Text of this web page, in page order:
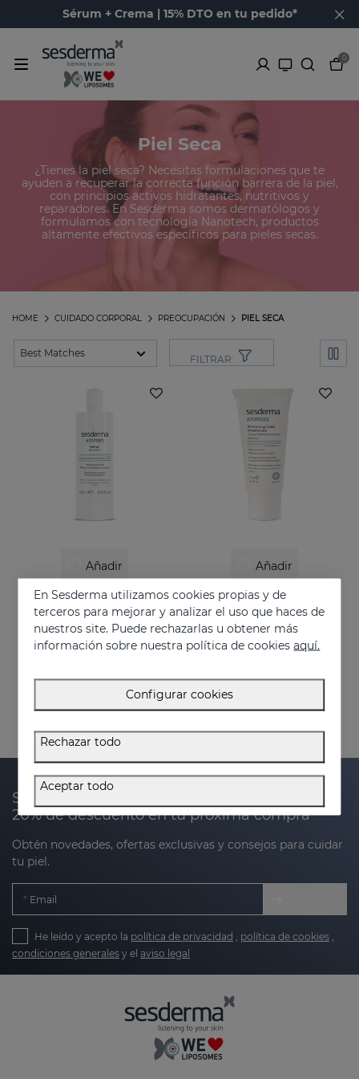
Sérum + Crema | 15% DTO en tu pedido*
0
Piel Seca
¿Tienes la piel seca? Necesitas formulaciones que te
ayuden a recuperar la correcta función barrera de la piel,
con principios activos hidratantes, nutritivos y
reparadores. En Sesderma somos dermatólogos y
formulamos con tecnología Nanotech, productos
altamente efectivos específicos para pieles secas.
PIEL SECA
PREOCUPACIÓN
CUIDADO CORPORAL
HOME
FILTRAR
Añadir
ATOPISES Gel De Baño
Higiene diaria para pieles con tendencia atópica
12.95 €
Añadir
Cuidado intensivo para pieles con tendencia atópica
26.95 €
Suscríbete a nuestra newsletter y recibe un
20% de descuento en tu próxima compra
Obtén novedades, ofertas exclusivas y consejos para cuidar
tu piel.
Email
He leído y acepto la política de privacidad , política de cookies ,
condiciones generales y el aviso legal
En Sesderma utilizamos cookies propias y de
terceros para mejorar y analizar el uso que haces de
nuestros site. Puede rechazarlas u obtener más
información sobre nuestra política de cookiesaquí.
Configurar cookies
Rechazar todo
Aceptar todo